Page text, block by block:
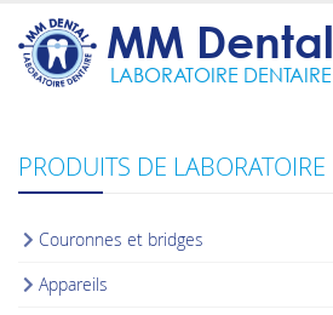
MM Dental
LABORATOIRE DENTAIRE
PRODUITS DE LABORATOIRE
Couronnes et bridges
Appareils